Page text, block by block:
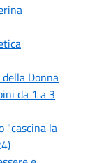
Donna
da 1 a 3
"cascina la